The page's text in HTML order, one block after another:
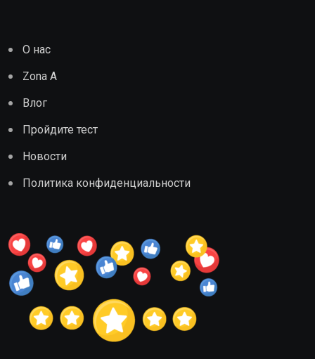
О нас
Zona A
Влог
Пройдите тест
Новости
Политика конфиденциальности